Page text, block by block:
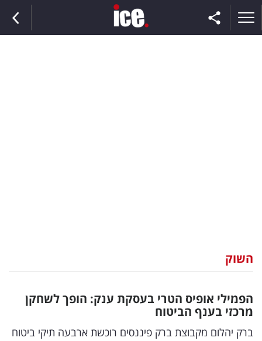
וצרכנות
דיגיטל
וטק
השוק
הפמילי אופיס הטרי בעסקת ענק: הופך לשחקן
מרכזי בענף הביטוח
ברק יהלום מקבוצת ברק פיננסים רוכשת ארבעה תיקי ביטוח